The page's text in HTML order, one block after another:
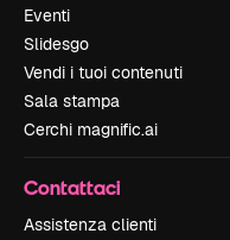
Eventi
Slidesgo
Vendi i tuoi contenuti
Sala stampa
Cerchi magnific.ai
Contattaci
Assistenza clienti